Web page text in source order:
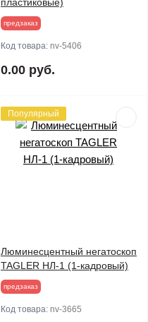
предзаказ
Код товара: nv-5406
0.00 руб.
Популярный
Люминесцентный негатоскоп
TAGLER НЛ-1 (1-кадровый)
предзаказ
Код товара: nv-3665